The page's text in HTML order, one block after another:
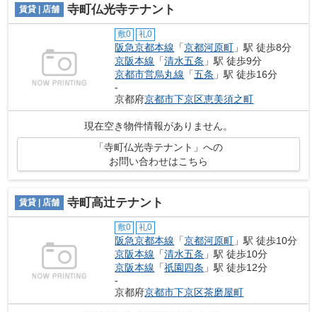
賃貸 | 店舗 寺町仏光寺テナント
敷0 礼0
阪急京都本線 「京都河原町 」駅 徒歩8分
京阪本線 「清水五条 」駅 徒歩9分
京都市営烏丸線 「五条 」駅 徒歩16分
-
京都府京都市下京区恵美須之町
現在空き物件情報がありません。
「寺町仏光寺テナント」への
お問い合わせはこちら
賃貸 | 店舗 寺町高辻テナント
敷0 礼0
阪急京都本線 「京都河原町 」駅 徒歩10分
京阪本線 「清水五条 」駅 徒歩10分
京阪本線 「祇園四条 」駅 徒歩12分
-
京都府京都市下京区茶磨屋町